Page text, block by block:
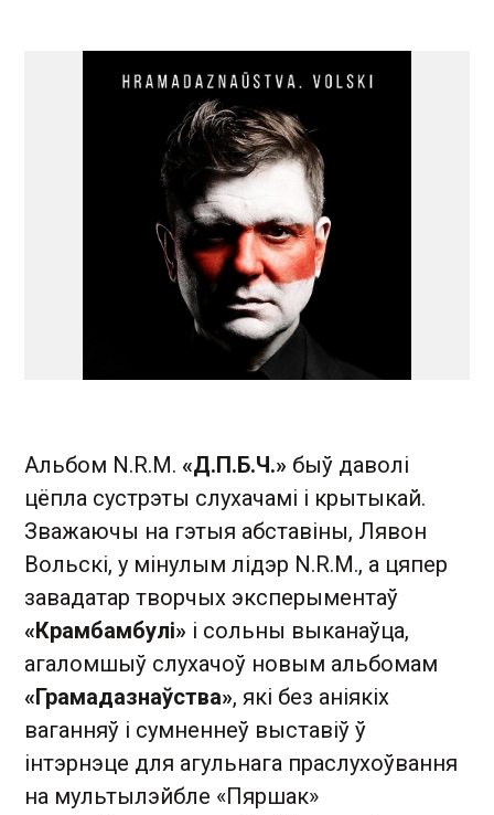
Альбом N.R.M. «Д.П.Б.Ч.» быў даволі
цёпла сустрэты слухачамі і крытыкай.
Зважаючы на гэтыя абставіны, Лявон
Вольскі, у мінулым лідэр N.R.M., а цяпер
завадатар творчых эксперыментаў
«Крамбамбулі» і сольны выканаўца,
агаломшыў слухачоў новым альбомам
«Грамадазнаўства», які без аніякіх
ваганняў і сумненнеў выставіў ў
інтэрнэце для агульнага праслухоўвання
на мультылэйбле «Пяршак»